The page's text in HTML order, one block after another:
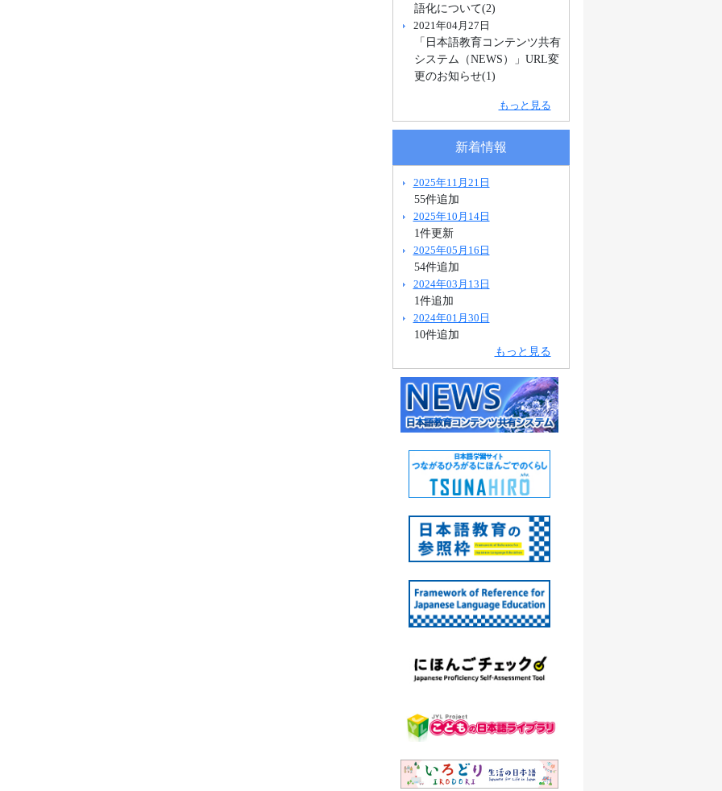
語化について(2)
2021年04月27日
「日本語教育コンテンツ共有
システム（NEWS）」URL変
更のお知らせ(1)
もっと見る
新着情報
2025年11月21日
55件追加
2025年10月14日
1件更新
2025年05月16日
54件追加
2024年03月13日
1件追加
2024年01月30日
10件追加
もっと見る